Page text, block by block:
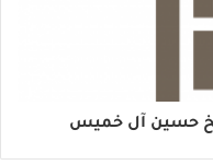
حسين آل خميس